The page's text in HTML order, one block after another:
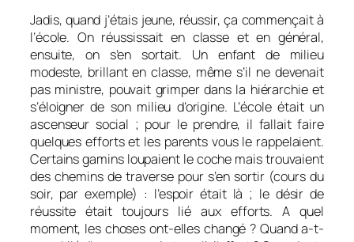
Jadis, quand j’étais jeune, réussir, ça commençait à
l’école. On réussissait en classe et en général,
ensuite, on s’en sortait. Un enfant de milieu
modeste, brillant en classe, même s’il ne devenait
pas ministre, pouvait grimper dans la hiérarchie et
s’éloigner de son milieu d’origine. L’école était un
ascenseur social ; pour le prendre, il fallait faire
quelques efforts et les parents vous le rappelaient.
Certains gamins loupaient le coche mais trouvaient
des chemins de traverse pour s’en sortir (cours du
soir, par exemple) : l’espoir était là ; le désir de
réussite était toujours lié aux efforts. A quel
moment, les choses ont-elles changé ? Quand a-t-